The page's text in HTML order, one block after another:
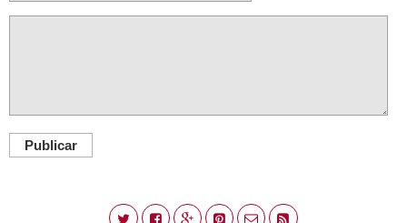
Publicar